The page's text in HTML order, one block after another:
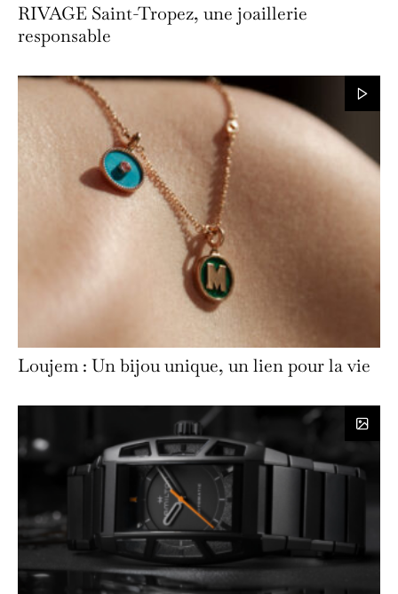
RIVAGE Saint-Tropez, une joaillerie
responsable
Loujem : Un bijou unique, un lien pour la vie